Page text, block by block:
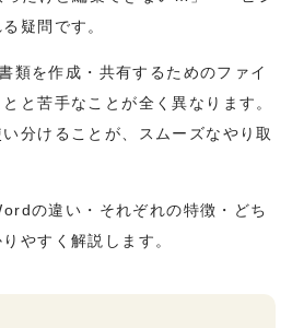
疑問です。
類を作成・共有するためのファイ
と苦手なことが全く異なります。
分けることが、スムーズなやり取
の違い・それぞれの特徴・どち
やすく解説します。